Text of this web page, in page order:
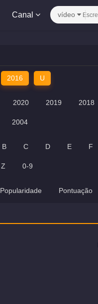
Canal vídeo
2016 U
2020 2019 2018
2004
B C D E F
Z 0-9
Popularidade Pontuação